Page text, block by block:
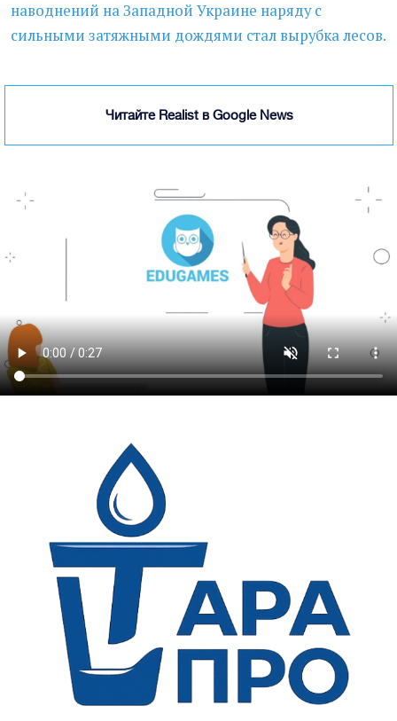
наводнений на Западной Украине наряду с
сильными затяжными дождями стал вырубка лесов.
Читайте Realist в Google News